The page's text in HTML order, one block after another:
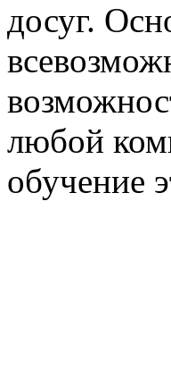
досуг.
любой
обучение